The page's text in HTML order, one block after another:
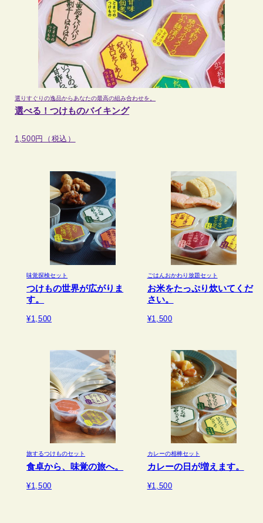
選りすぐりの逸品からあなたの最高の組み合わせを。
選べる！つけものバイキング
1,500円（税込）
味覚探検セット
つけもの世界が広がりま
す。
¥1,500
ごはんおかわり放題セット
お米をたっぷり炊いてくだ
さい。
¥1,500
旅するつけものセット
食卓から、味覚の旅へ。
¥1,500
カレーの相棒セット
カレーの日が増えます。
¥1,500